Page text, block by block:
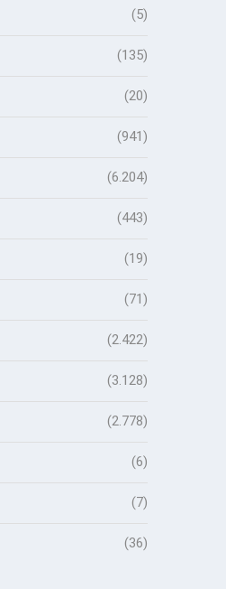
(5)
(135)
(20)
(941)
(6.204)
(443)
(19)
(71)
(2.422)
(3.128)
(2.778)
(6)
(7)
(36)